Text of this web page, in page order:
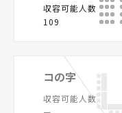
収容可能人数
109
コの字
収容可能人数